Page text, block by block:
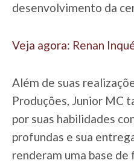
desenvolvimento da
Veja agora: Renan
Além de suas
Produções, Junior MC
por suas habilidades
profundas e sua
renderam uma base de